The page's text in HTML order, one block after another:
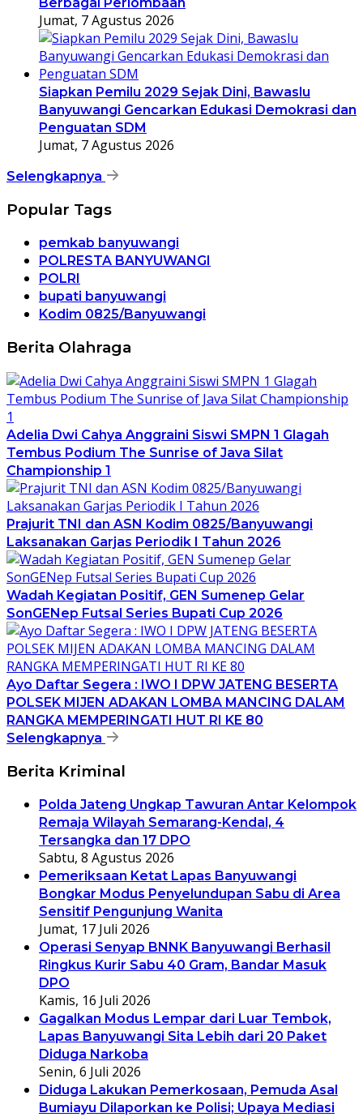
Jumat, 7 Agustus 2026
Siapkan Pemilu 2029 Sejak Dini, Bawaslu
Banyuwangi Gencarkan Edukasi Demokrasi dan
Penguatan SDM
Jumat, 7 Agustus 2026
Selengkapnya
Popular Tags
pemkab banyuwangi
POLRESTA BANYUWANGI
POLRI
bupati banyuwangi
Kodim 0825/Banyuwangi
Berita Olahraga
Adelia Dwi Cahya Anggraini Siswi SMPN 1 Glagah
Tembus Podium The Sunrise of Java Silat
Championship 1
Prajurit TNI dan ASN Kodim 0825/Banyuwangi
Laksanakan Garjas Periodik I Tahun 2026
Wadah Kegiatan Positif, GEN Sumenep Gelar
SonGENep Futsal Series Bupati Cup 2026
Ayo Daftar Segera : IWO I DPW JATENG BESERTA
POLSEK MIJEN ADAKAN LOMBA MANCING DALAM
RANGKA MEMPERINGATI HUT RI KE 80
Selengkapnya
Berita Kriminal
Polda Jateng Ungkap Tawuran Antar Kelompok
Remaja Wilayah Semarang-Kendal, 4
Tersangka dan 17 DPO
Sabtu, 8 Agustus 2026
Pemeriksaan Ketat Lapas Banyuwangi
Bongkar Modus Penyelundupan Sabu di Area
Sensitif Pengunjung Wanita
Jumat, 17 Juli 2026
Operasi Senyap BNNK Banyuwangi Berhasil
Ringkus Kurir Sabu 40 Gram, Bandar Masuk
DPO
Kamis, 16 Juli 2026
Gagalkan Modus Lempar dari Luar Tembok,
Lapas Banyuwangi Sita Lebih dari 20 Paket
Diduga Narkoba
Senin, 6 Juli 2026
Diduga Lakukan Pemerkosaan, Pemuda Asal
Bumiayu Dilaporkan ke Polisi; Upaya Mediasi